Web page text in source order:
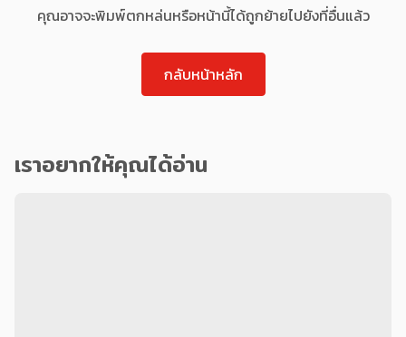
คุณอาจจะพิมพ์ตกหล่นหรือหน้านี้ได้ถูกย้ายไปยังที่อื่นแล้ว
กลับหน้าหลัก
เราอยากให้คุณได้อ่าน